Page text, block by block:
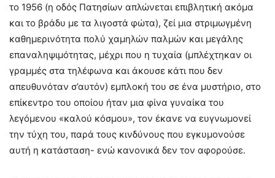
το 1956 (η οδός Πατησίων απλώνεται επιβλητική ακόμα
και το βράδυ με τα λιγοστά φώτα), ζεί μια στριμωγμένη
καθημερινότητα πολύ χαμηλών παλμών και μεγάλης
επαναληψιμότητας, μέχρι που η τυχαία (μπλέχτηκαν οι
γραμμές στα τηλέφωνα και άκουσε κάτι που δεν
απευθυνόταν σ’αυτόν) εμπλοκή του σε ένα μυστήριο, στο
επίκεντρο του οποίου ήταν μια φίνα γυναίκα του
λεγόμενου «καλού κόσμου», τον έκανε να ευγνωμονεί
την τύχη του, παρά τους κινδύνους που εγκυμονούσε
αυτή η κατάσταση- ενώ κανονικά δεν τον αφορούσε.